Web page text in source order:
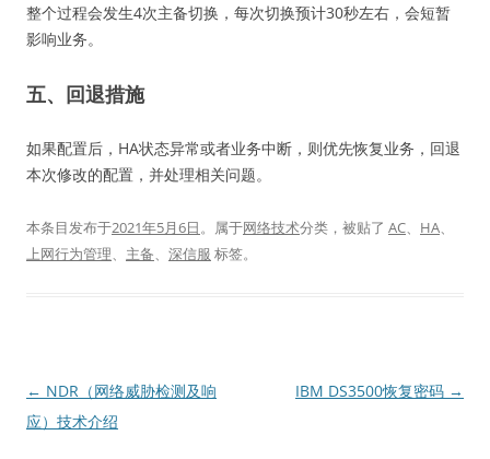
整个过程会发生4次主备切换，每次切换预计30秒左右，会短暂
影响业务。
五、回退措施
如果配置后，HA状态异常或者业务中断，则优先恢复业务，回退
本次修改的配置，并处理相关问题。
本条目发布于2021年5月6日。属于网络技术分类，被贴了 AC、 HA、
上网行为管理、 主备、 深信服 标签。
文
章
← NDR（网络威胁检测及响
应）技术介绍
IBM DS3500恢复密码 →